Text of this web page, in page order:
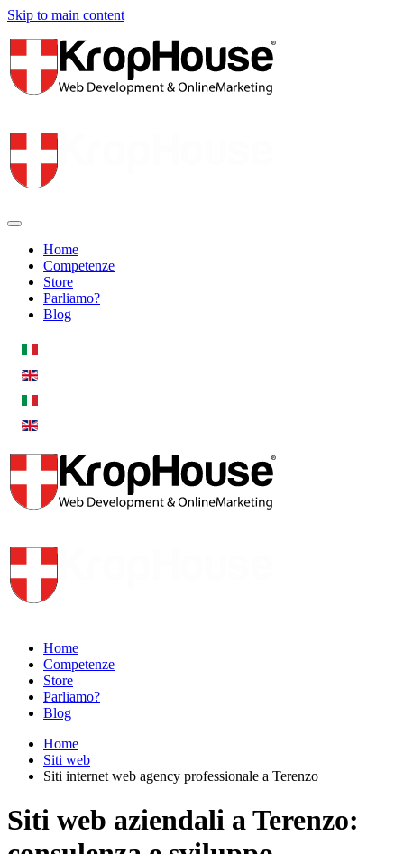
Skip to main content
Home
Competenze
Store
Parliamo?
Blog
Home
Competenze
Store
Parliamo?
Blog
Home
Siti web
Siti internet web agency professionale a Terenzo
Siti web aziendali a Terenzo: